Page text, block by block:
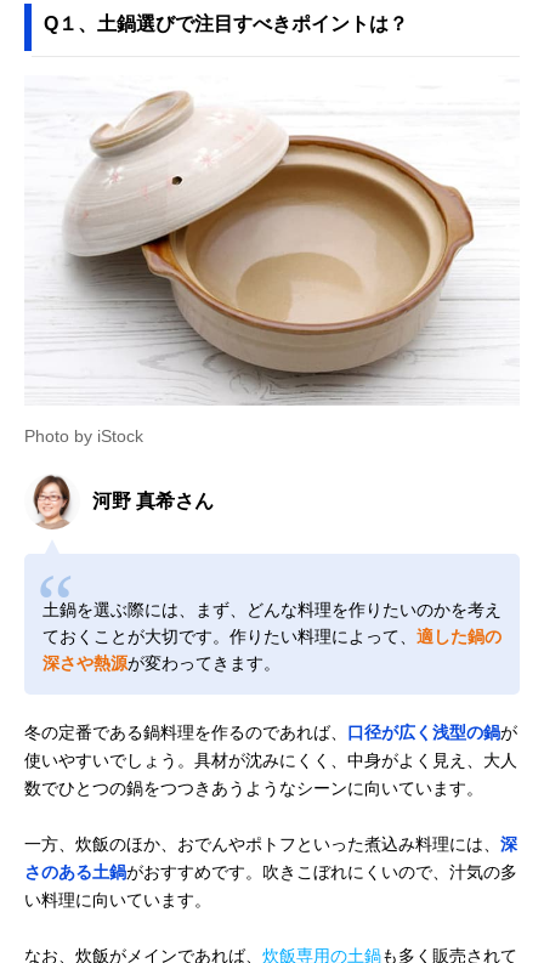
Q１、土鍋選びで注目すべきポイントは？
Photo by iStock
河野 真希さん
土鍋を選ぶ際には、まず、どんな料理を作りたいのかを考え
ておくことが大切です。作りたい料理によって、 適した鍋の
深さや熱源が変わってきます。
冬の定番である鍋料理を作るのであれば、 口径が広く浅型の鍋が
使いやすいでしょう。具材が沈みにくく、中身がよく見え、大人
数でひとつの鍋をつつきあうようなシーンに向いています。
一方、炊飯のほか、おでんやポトフといった煮込み料理には、 深
さのある土鍋がおすすめです。吹きこぼれにくいので、汁気の多
い料理に向いています。
なお、炊飯がメインであれば、 炊飯専用の土鍋も多く販売されて